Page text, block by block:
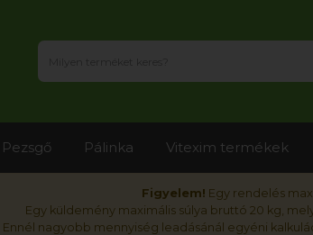
Figyelem! Egy rendelés
Egy küldemény maximális súlya bruttó 20 kg,
Ennél nagyobb mennyiség leadásánál egyéni
Pezsgő Pálinka Vitexim termékek